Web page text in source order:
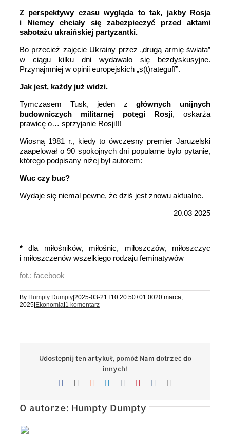
Z perspektywy czasu wygląda to tak, jakby Rosja
i Niemcy chciały się zabezpieczyć przed aktami
sabotażu ukraińskiej partyzantki.
Bo przecież zajęcie Ukrainy przez „drugą armię świata”
w ciągu kilku dni wydawało się bezdyskusyjne.
Przynajmniej w opinii europejskich „s(t)rateguff”.
Jak jest, każdy już widzi.
Tymczasem Tusk, jeden zgłównych unijnych
budowniczych militarnej potęgi Rosji, oskarża
prawicę o… sprzyjanie Rosji!!!
Wiosną 1981 r., kiedy to ówczesny premier Jaruzelski
zaapelował o 90 spokojnych dni popularne było pytanie,
którego podpisany niżej był autorem:
Wuc czy buc?
Wydaje się niemal pewne, że dziś jest znowu aktualne.
20.03 2025
* dla miłośników, miłośnic, miłoszczów, miłoszczyc
i miłoszczenów wszelkiego rodzaju feminatywów
fot.: facebook
By Humpty Dumpty|2025-03-21T10:20:50+01:0020 marca,
2025|Ekonomia|1 komentarz
Udostępnij ten artykuł, pomóż Nam dotrzeć do
innych!
Facebook Reddit LinkedIn
TumblrPinterest
O autorze: Humpty Dumpty